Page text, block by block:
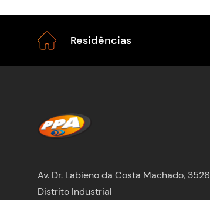
Residências
Av. Dr. Labieno da Costa Machado, 3526
Distrito Industrial